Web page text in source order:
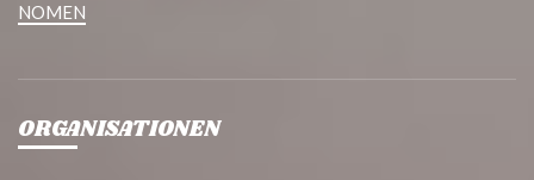
NOMEN
ORGANISATIONEN